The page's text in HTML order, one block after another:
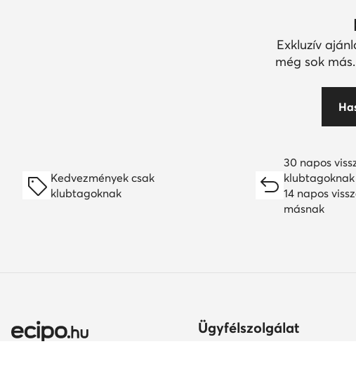
Exkluzív
még sok
Kedvezmények csak
klubtagoknak
30 napos
klubtagoknak
14 napos
másnak
Ügyfélszolgálat